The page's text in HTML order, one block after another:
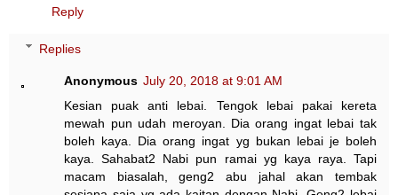
Reply
Replies
Anonymous July 20, 2018 at 9:01 AM
Kesian puak anti lebai. Tengok lebai pakai kereta
mewah pun udah meroyan. Dia orang ingat lebai tak
boleh kaya. Dia orang ingat yg bukan lebai je boleh
kaya. Sahabat2 Nabi pun ramai yg kaya raya. Tapi
macam biasalah, geng2 abu jahal akan tembak